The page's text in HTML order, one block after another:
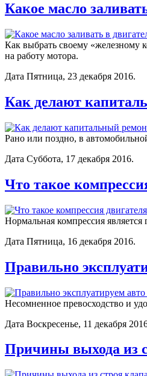
Какое масло
Как выбрать своему «железному
на работу мотора.
Дата Пятница, 23 декабря 2016.
Как делают
Рано или поздно, в
Дата Суббота, 17 декабря 2016.
Что такое
Нормальная компрессия
Дата Пятница, 16 декабря 2016.
Правильно
Несомненное превосходство и
Дата Воскресенье, 11 декабря
Причины выхода из